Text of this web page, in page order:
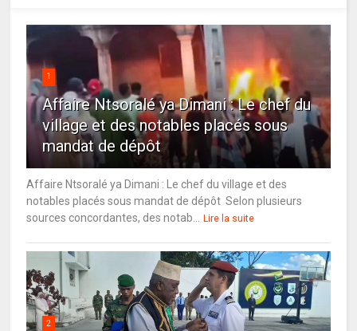
1
Affaire Ntsoralé ya Dimani : Le chef du
village et des notables placés sous
mandat de dépôt
Affaire Ntsoralé ya Dimani : Le chef du village et des
notables placés sous mandat de dépôt Selon plusieurs
sources concordantes, des notab...
Lire la suite
2